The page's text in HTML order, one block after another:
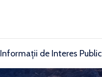
Informații de Interes Public